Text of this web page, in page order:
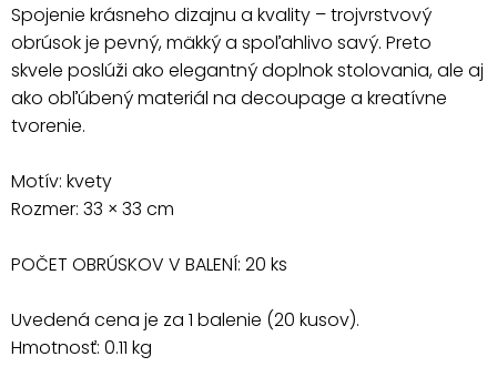
Spojenie krásneho dizajnu a kvality – trojvrstvový
obrúsok je pevný, mäkký a spoľahlivo savý. Preto
skvele poslúži ako elegantný doplnok stolovania, ale aj
ako obľúbený materiál na decoupage a kreatívne
tvorenie.
Motív: kvety
Rozmer: 33 × 33 cm
POČET OBRÚSKOV V BALENÍ: 20 ks
Uvedená cena je za 1 balenie (20 kusov).
Hmotnosť: 0.11 kg